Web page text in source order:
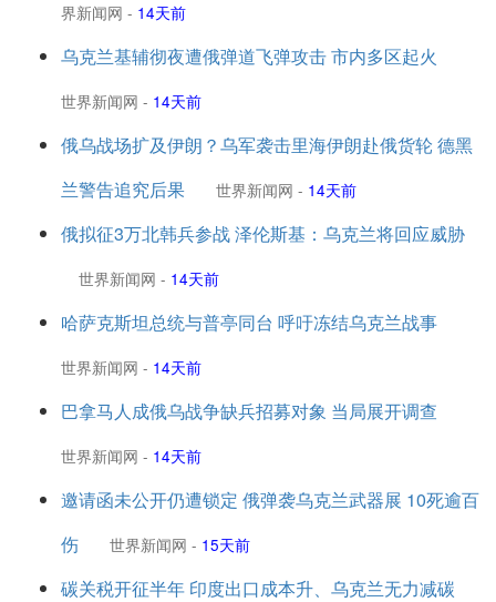
界新闻网 - 14天前
乌克兰基辅彻夜遭俄弹道飞弹攻击 市内多区起火
世界新闻网 - 14天前
俄乌战场扩及伊朗？乌军袭击里海伊朗赴俄货轮 德黑
兰警告追究后果
世界新闻网 - 14天前
俄拟征3万北韩兵参战 泽伦斯基：乌克兰将回应威胁
世界新闻网 - 14天前
哈萨克斯坦总统与普亭同台 呼吁冻结乌克兰战事
世界新闻网 - 14天前
巴拿马人成俄乌战争缺兵招募对象 当局展开调查
世界新闻网 - 14天前
邀请函未公开仍遭锁定 俄弹袭乌克兰武器展 10死逾百
伤
世界新闻网 - 15天前
碳关税开征半年 印度出口成本升、乌克兰无力减碳